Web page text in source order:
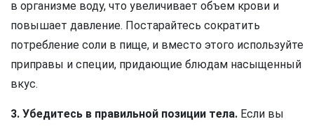
в организме воду, что увеличивает объем крови и
повышает давление. Постарайтесь сократить
потребление соли в пище, и вместо этого используйте
приправы и специи, придающие блюдам насыщенный
вкус.
3. Убедитесь в правильной позиции тела. Если вы